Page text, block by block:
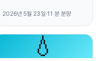
충하면 예방할 수 있습니다.
2026년 5월 23일·11 분 분량
💧